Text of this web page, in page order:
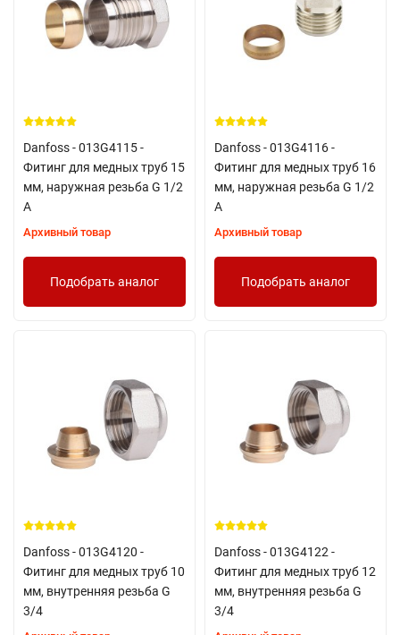
Danfoss - 013G4115 -
Фитинг для медных труб 15
мм, наружная резьба G 1/2
A
Архивный товар
Подобрать аналог
Danfoss - 013G4116 -
Фитинг для медных труб 16
мм, наружная резьба G 1/2
A
Архивный товар
Подобрать аналог
Danfoss - 013G4120 -
Фитинг для медных труб 10
мм, внутренняя резьба G
3/4
Danfoss - 013G4122 -
Фитинг для медных труб 12
мм, внутренняя резьба G
3/4